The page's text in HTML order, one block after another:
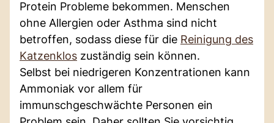
Protein Probleme bekommen. Menschen
ohne Allergien oder Asthma sind nicht
betroffen, sodass diese für die Reinigung des
Katzenklos zuständig sein können.
Selbst bei niedrigeren Konzentrationen kann
Ammoniak vor allem für
immunschgeschwächte Personen ein